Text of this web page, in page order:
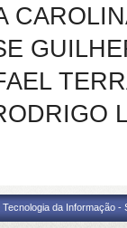
Tecnologia da Informação